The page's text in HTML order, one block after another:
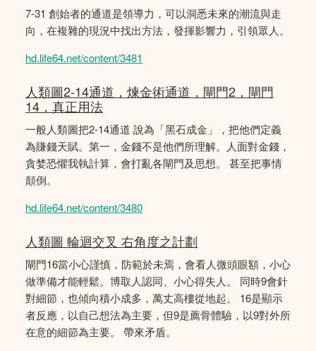
7-31 創始者的通道是領導力，可以洞悉未來的潮流與走
向，在複雜的現況中找出方法，發揮影響力，引領眾人。
hd.life64.net/content/3481
人類圖2-14通道，煉金術通道，閘門2，閘門
14，真正用法
一般人類圖把2-14通道 說為「黑石成金」，把他們定義
為賺錢天賦。第一，金錢不是他們所理解。人面對金錢，
貪婪恐懼我執計算，會打亂各閘門及思想。 甚至把事情
顛倒。
hd.life64.net/content/3480
人類圖 輪迴交叉 右角度之計劃
閘門16當小心謹慎，防範於未焉，會看人微頭眼額，小心
做準備才能輕鬆。博取人認同、小心得失人。 同時9會針
對細節，也傾向積小成多，萬丈高樓從地起。 16是顯示
者反應，以自己想法為主要，但9是薦骨體驗，以9對外所
在意的細節為主要。 帶來矛盾。